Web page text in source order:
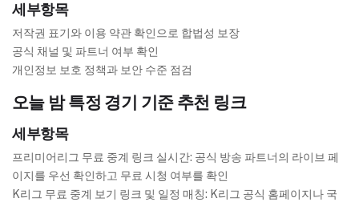
세부항목
저작권 표기와 이용 약관 확인으로 합법성 보장
공식 채널 및 파트너 여부 확인
개인정보 보호 정책과 보안 수준 점검
오늘 밤 특정 경기 기준 추천 링크
세부항목
프리미어리그 무료 중계 링크 실시간: 공식 방송 파트너의 라이브 페
이지를 우선 확인하고 무료 시청 여부를 확인
K리그 무료 중계 보기 링크 및 일정 매칭: K리그 공식 홈페이지나 국